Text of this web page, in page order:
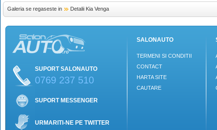
Galeria se regaseste in Detalii Kia Venga
SUPORT SALONAUTO
0769 237 510
SUPORT MESSENGER
URMARITI-NE PE TWITTER
SALONAUTO
TERMENI SI CONDITII
CONTACT
HARTA SITE
CAUTARE